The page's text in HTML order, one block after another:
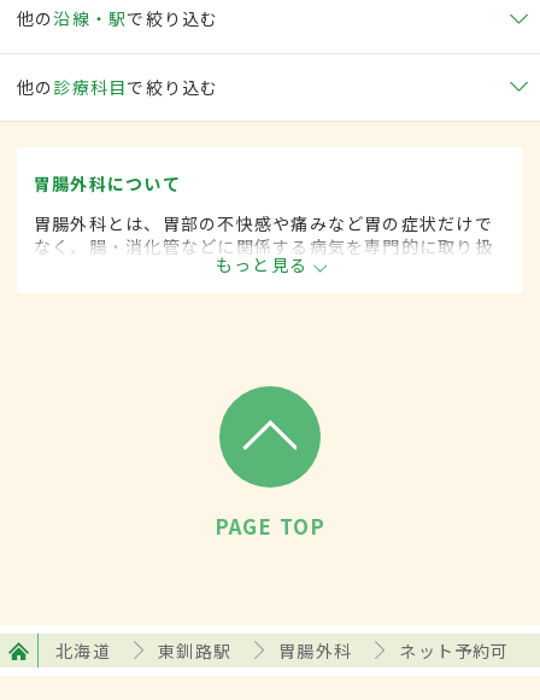
他の沿線・駅で絞り込む
他の 診療科目で絞り込む
胃腸外科について
胃腸外科とは、胃部の不快感や痛みなど胃の症状だけで
なく、腸・消化管などに関係する病気を専門的に取り扱
う外科の一領域です。平成20年4月の制度改正前は、胃
腸科と呼ばれていました。
もっと見る
PAGE TOP
北海道 東釧路駅 胃腸外科 ネット予約可